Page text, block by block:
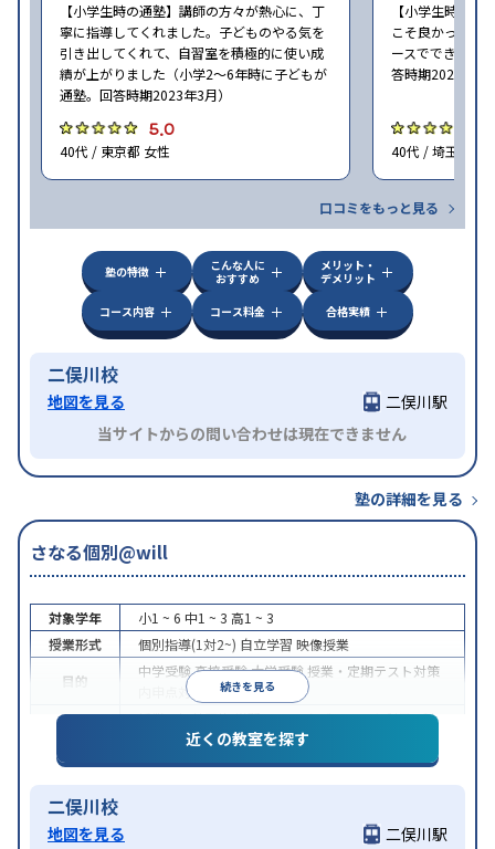
【小学生時の通塾】講師の方々が熱心に、丁
寧に指導してくれました。子どものやる気を
引き出してくれて、自習室を積極的に使い成
績が上がりました（小学2〜6年時に子どもが
通塾。回答時期2023年3月）
5.0
40代 / 東京都 女性
【小学生時の通
こそ良かった。
ースでできた（
答時期2023年3
40代 / 埼玉県 女
口コミをもっと見る
塾の特徴
こんな人に
おすすめ
メリット・
デメリット
コース内容
コース料金 合格実績
二俣川校
地図を見る
二俣川駅
当サイトからの問い合わせは現在できません
塾の詳細を見る
さなる個別@will
続きを見る
対象学年 小1 ~ 6 中1 ~ 3 高1 ~ 3
授業形式
個別指導(1対2~) 自立学習 映像授業
目的
中学受験高校受験大学受験 授業・定期テスト対策
内申点対策
学習習慣の定着
授業の振替可能学習にPC・タブレットを利用1科
目から受講可能
近くの教室を探す
二俣川校
地図を見る
二俣川駅